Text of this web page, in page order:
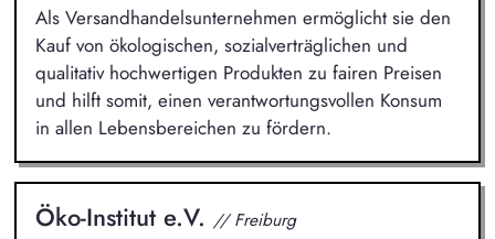
Als Versandhandelsunternehmen ermöglicht sie den
Kauf von ökologischen, sozialverträglichen und
qualitativ hochwertigen Produkten zu fairen Preisen
und hilft somit, einen verantwortungsvollen Konsum
in allen Lebensbereichen zu fördern.
Öko-Institut e.V. // Freiburg